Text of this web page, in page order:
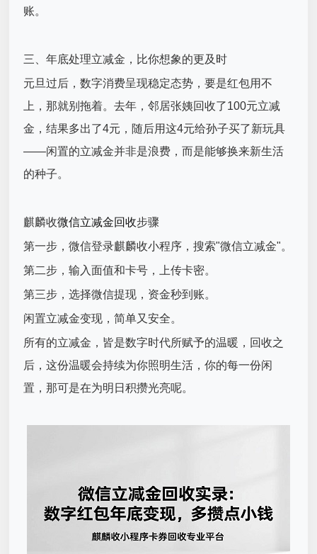
账。
三、年底处理立减金，比你想象的更及时
元旦过后，数字消费呈现稳定态势，要是红包用不
上，那就别拖着。去年，邻居张姨回收了100元立减
金，结果多出了4元，随后用这4元给孙子买了新玩具
——闲置的立减金并非是浪费，而是能够换来新生活
的种子。
麒麟收微信立减金回收步骤
第一步，微信登录麒麟收小程序，搜索"微信立减金"。
第二步，输入面值和卡号，上传卡密。
第三步，选择微信提现，资金秒到账。
闲置立减金变现，简单又安全。
所有的立减金，皆是数字时代所赋予的温暖，回收之
后，这份温暖会持续为你照明生活，你的每一份闲
置，那可是在为明日积攒光亮呢。